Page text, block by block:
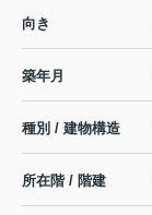
向き
築年月
種別 / 建物構造
所在階 / 階建